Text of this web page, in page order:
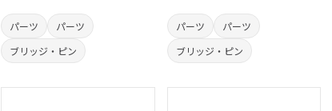
パーツ
パーツ
ブリッジ・ピン
パーツ
パーツ
ブリッジ・ピン